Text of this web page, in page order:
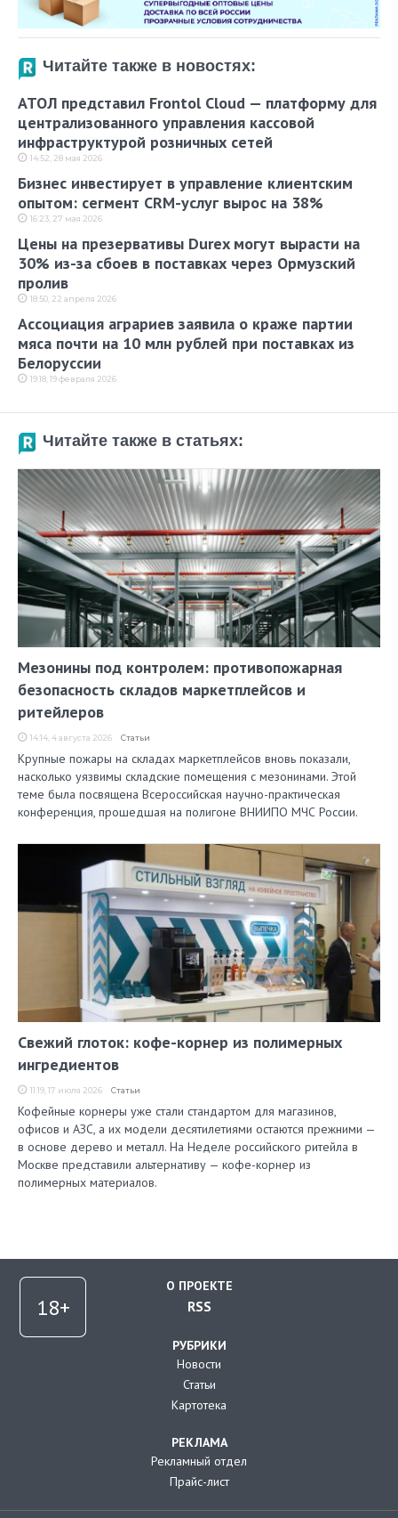
Читайте также в новостях:
АТОЛ представил Frontol Cloud — платформу для
централизованного управления кассовой
инфраструктурой розничных сетей
14:52, 28 мая 2026
Бизнес инвестирует в управление клиентским
опытом: сегмент CRM-услуг вырос на 38%
16:23, 27 мая 2026
Цены на презервативы Durex могут вырасти на
30% из-за сбоев в поставках через Ормузский
пролив
18:50, 22 апреля 2026
Ассоциация аграриев заявила о краже партии
мяса почти на 10 млн рублей при поставках из
Белоруссии
19:18, 19 февраля 2026
Читайте также в статьях:
Мезонины под контролем: противопожарная
безопасность складов маркетплейсов и
ритейлеров
14:14, 4 августа 2026 Статьи
Крупные пожары на складах маркетплейсов вновь показали,
насколько уязвимы складские помещения с мезонинами. Этой
теме была посвящена Всероссийская научно-практическая
конференция, прошедшая на полигоне ВНИИПО МЧС России.
Свежий глоток: кофе-корнер из полимерных
ингредиентов
11:19, 17 июля 2026 Статьи
Кофейные корнеры уже стали стандартом для магазинов,
офисов и АЗС, а их модели десятилетиями остаются прежними —
в основе дерево и металл. На Неделе российского ритейла в
Москве представили альтернативу — кофе-корнер из
полимерных материалов.
О ПРОЕКТЕ
RSS
РУБРИКИ
Новости
Статьи
Картотека
РЕКЛАМА
Рекламный отдел
Прайс-лист